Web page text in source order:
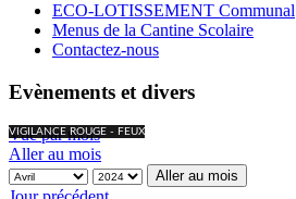
ECO-LOTISSEMENT Communal
Menus de la Cantine Scolaire
Contactez-nous
Evènements et divers
VIGILANCE ROUGE - FEUX
Vue par mois
Aller au mois
Aller au mois